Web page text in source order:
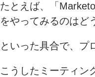
たとえば、「
をやってみるのはど
といった具合で、プ
こうしたミーティン